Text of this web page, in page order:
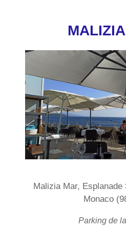
Malizia Mar, Esplanade
Monaco
Parking de